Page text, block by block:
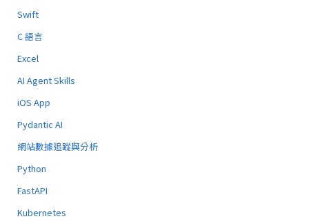
Swift
C 語言
Excel
AI Agent Skills
iOS App
Pydantic AI
網站數據追蹤與分析
Python
FastAPI
Kubernetes